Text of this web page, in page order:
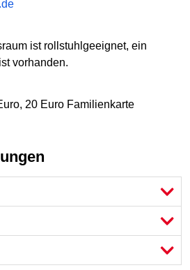
ist rollstuhlgeeignet, ein
vorhanden.
20 Euro Familienkarte